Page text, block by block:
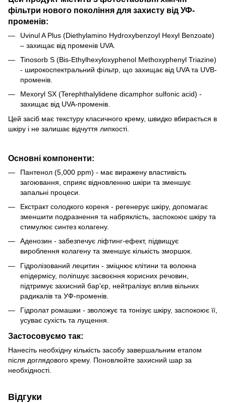
фільтри нового покоління для захисту від УФ-
променів:
Uvinul A Plus (Diethylamino Hydroxybenzoyl Hexyl Benzoate)
– захищає від променів UVA.
Tinosorb S (Bis-Ethylhexyloxyphenol Methoxyphenyl Triazine)
- широкоспектральний фільтр, що захищає від UVA та UVB-
променів.
Mexoryl SX (Terephthalylidene dicamphor sulfonic acid) -
захищає від UVA-променів.
Цей засіб має текстуру класичного крему, швидко вбирається в
шкіру і не залишає відчуття липкості.
Основні компоненти:
Пантенол (5,000 ppm) - має виражену властивість
загоювання, сприяє відновленню шкіри та зменшує
запальні процеси.
Екстракт солодкого кореня - регенерує шкіру, допомагає
зменшити подразнення та набряклість, заспокоює шкіру та
стимулює синтез колагену.
Аденозин - забезпечує ліфтинг-ефект, підвищує
вироблення колагену та зменшує кількість зморшок.
Гідролізований лецитин - зміцнює клітини та волокна
епідермісу, поліпшує засвоєння корисних речовин,
підтримує захисний бар'єр, нейтралізує вплив вільних
радикалів та УФ-променів.
Гідролат ромашки - зволожує та тонізує шкіру, заспокоює її,
усуває сухість та лущення.
Застосовуємо так:
Нанесіть необхідну кількість засобу завершальним етапом
після доглядового крему. Поновлюйте захисний шар за
необхідності.
Відгуки